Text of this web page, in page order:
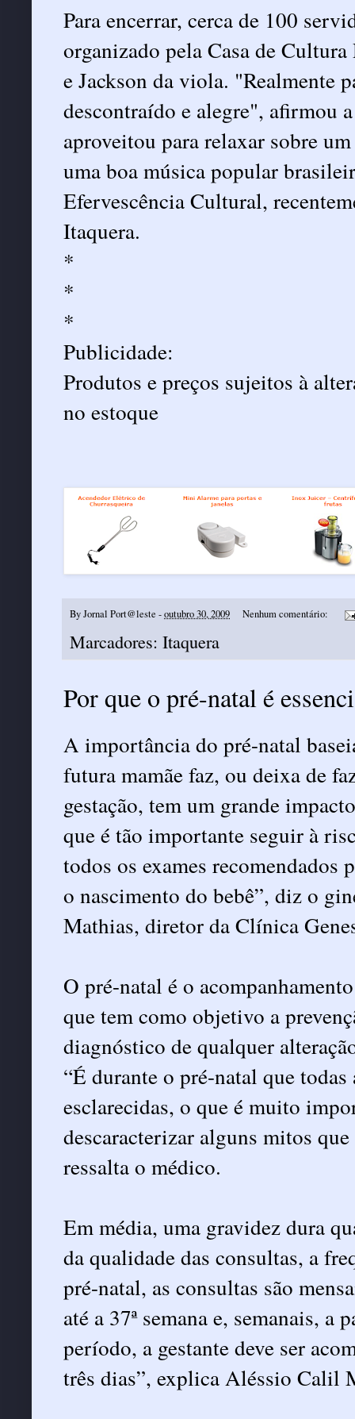
Para encerrar, cerca de 100
organizado pela Casa de
e Jackson da viola. "Realmente
descontraído e alegre", afirmou
aproveitou para relaxar sobre
uma boa música popular
Efervescência Cultural,
Itaquera.
*
*
*
Publicidade:
Produtos e preços sujeitos à
no estoque
ByJornal Port@leste -outubro 30, 2009 Nenhum comentário:
Marcadores: Itaquera
Por que o pré-natal é
A importância do pré-natal
futura mamãe faz, ou deixa de
gestação, tem um grande
que é tão importante seguir à
todos os exames recomendados
o nascimento do bebê”, diz o
Mathias, diretor da Clínica
O pré-natal é o
que tem como objetivo a
diagnóstico de qualquer
“É durante o pré-natal que
esclarecidas, o que é muito
descaracterizar alguns mitos
ressalta o médico.
Em média, uma gravidez dura
da qualidade das consultas, a
pré-natal, as consultas são
até a 37ª semana e, semanais, a
período, a gestante deve ser
três dias”, explica Aléssio Calil